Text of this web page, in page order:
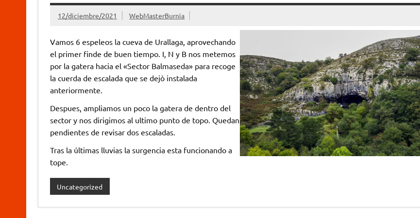
12/diciembre/2021 WebMasterBurnia
Vamos 6 espeleos la cueva de Urallaga, aprovechando
el primer finde de buen tiempo. I, N y B nos metemos
por la gatera hacia el «Sector Balmaseda» para recoge
la cuerda de escalada que se dejò instalada
anteriormente.
Despues, ampliamos un poco la gatera de dentro del
sector y nos dirigimos al ultimo punto de topo. Quedan
pendientes de revisar dos escaladas.
Tras la últimas lluvias la surgencia esta funcionando a
tope.
Uncategorized